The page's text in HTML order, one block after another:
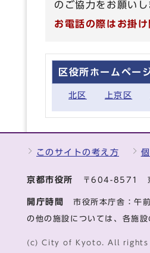
のご協力をお願いし
お電話の際はお掛
区役所ホームペー
北区 上京区
このサイトの考え方
京都市役所 〒604-8571 京
開庁時間 市役所本庁舎：
の他の施設については、各施
(c) City of Kyoto. All rights